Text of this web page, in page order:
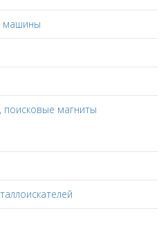
машины
поисковые магниты